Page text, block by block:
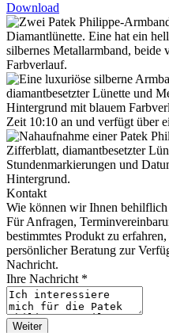
Download
Kontakt
Wie können wir Ihnen behilflich
Für Anfragen,
bestimmtes Produkt zu
persönlicher Beratung zur
Nachricht.
Ihre Nachricht *
Weiter